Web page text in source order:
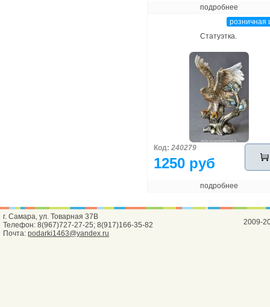
подробнее
розничная
Статуэтка.
Код: 240279
1250 руб
подробнее
г. Самара, ул. Товарная 37В
Телефон: 8(967)727-27-25; 8(917)166-35-82
Почта: podarki1463@yandex.ru
2009-